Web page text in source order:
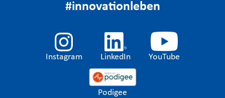
#innovationleben
Instagram LinkedIn YouTube
Podigee